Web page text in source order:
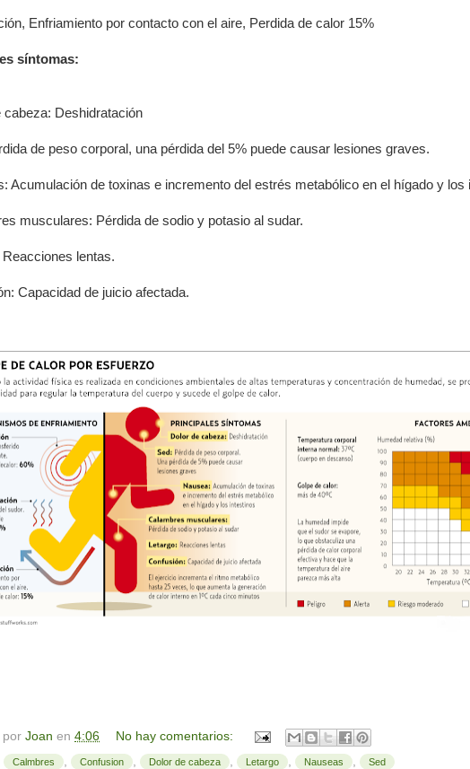
Enfriamiento por contacto con el aire, Perdida de calor 15%
síntomas:
cabeza: Deshidratación
de peso corporal, una pérdida del 5% puede causar lesiones graves.
Acumulación de toxinas e incremento del estrés metabólico en el hígado y los
musculares: Pérdida de sodio y potasio al sudar.
lentas.
Capacidad de juicio afectada.
por Joan en 4:06
No hay comentarios:
Calmbres Confusion Dolor de cabeza Letargo Nauseas Sed